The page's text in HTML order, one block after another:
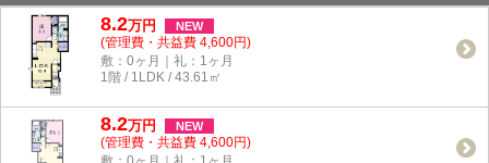
8.2万円 NEW
(管理費・共益費 4,600円)
敷：0ヶ月｜礼：1ヶ月
1階 / 1LDK / 43.61㎡
8.2万円 NEW
(管理費・共益費 4,600円)